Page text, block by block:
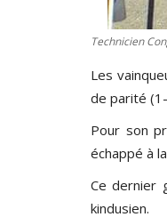
Technicien
Les
de parité
Pour son
échappé à
Ce dernier
kindusien.